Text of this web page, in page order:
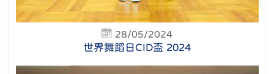
28/05/2024
世界舞蹈日CID盃 2024